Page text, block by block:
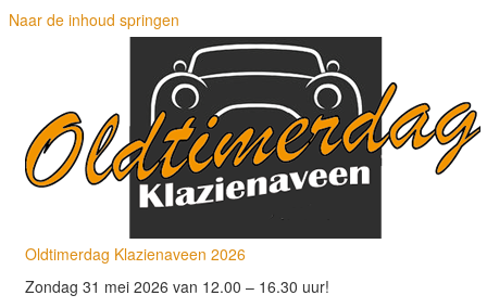
Naar de inhoud springen
Oldtimerdag Klazienaveen 2026
Zondag 31 mei 2026 van 12.00 – 16.30 uur!